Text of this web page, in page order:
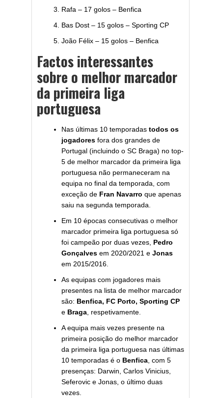
Rafa – 17 golos – Benfica
Bas Dost – 15 golos – Sporting CP
João Félix – 15 golos – Benfica
Factos interessantes
sobre o melhor marcador
da primeira liga
portuguesa
Nas últimas 10 temporadas todos os
jogadores fora dos grandes de
Portugal (incluindo o SC Braga) no top-
5 de melhor marcador da primeira liga
portuguesa não permaneceram na
equipa no final da temporada, com
exceção de Fran Navarro que apenas
saiu na segunda temporada.
Em 10 épocas consecutivas o melhor
marcador primeira liga portuguesa só
foi campeão por duas vezes, Pedro
Gonçalves em 2020/2021 e Jonas
em 2015/2016.
As equipas com jogadores mais
presentes na lista de melhor marcador
são: Benfica, FC Porto, Sporting CP
e Braga , respetivamente.
A equipa mais vezes presente na
primeira posição do melhor marcador
da primeira liga portuguesa nas últimas
10 temporadas é o Benfica , com 5
presenças: Darwin, Carlos Vinicius,
Seferovic e Jonas, o último duas
vezes.